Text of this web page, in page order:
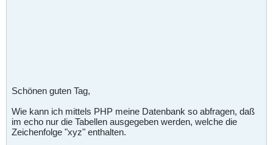
Schönen guten Tag,
Wie kann ich mittels PHP meine Datenbank so abfragen, daß
im echo nur die Tabellen ausgegeben werden, welche die
Zeichenfolge "xyz" enthalten.